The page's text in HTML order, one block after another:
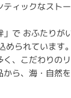
ィックなスト
」で おふたりが
られています
、こだわりの
ら、海・自然